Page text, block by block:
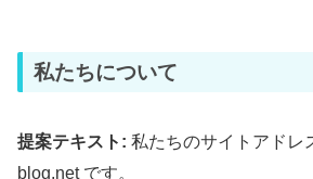
私たちについて
提案テキスト: 私たちのサイトアドレ
blog.net です。